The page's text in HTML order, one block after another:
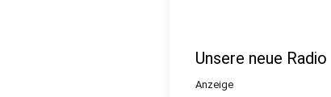
Unsere neue
Anzeige